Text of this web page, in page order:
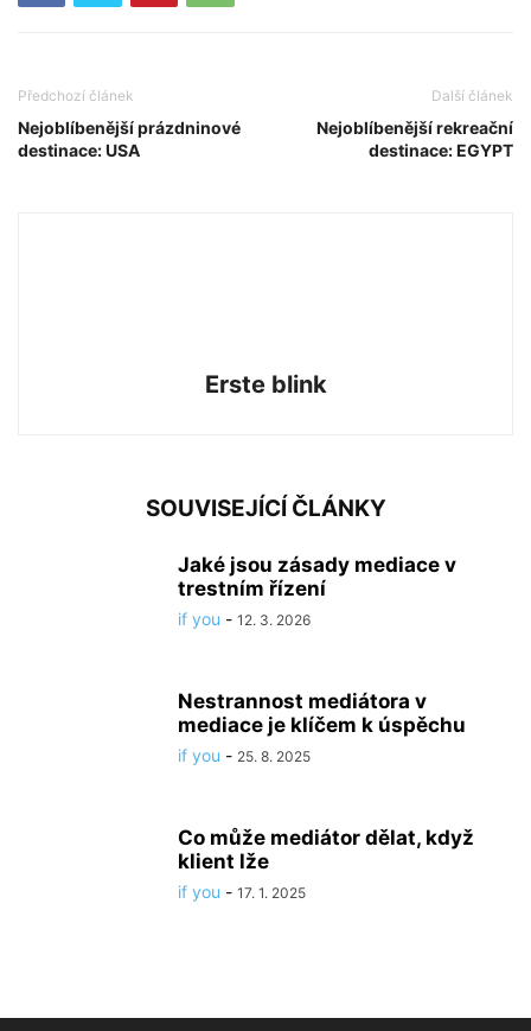
Předchozí článek
Nejoblíbenější prázdninové
destinace: USA
Další článek
Nejoblíbenější rekreační
destinace: EGYPT
Erste blink
SOUVISEJÍCÍ ČLÁNKY
Jaké jsou zásady mediace v
trestním řízení
if you - 12. 3. 2026
Nestrannost mediátora v
mediace je klíčem k úspěchu
if you - 25. 8. 2025
Co může mediátor dělat, když
klient lže
if you - 17. 1. 2025